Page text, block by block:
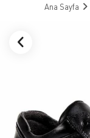
Ana Sayfa